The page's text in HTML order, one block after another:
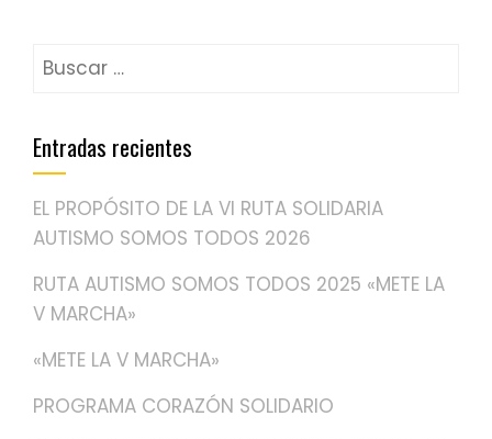
Buscar:
Entradas recientes
EL PROPÓSITO DE LA VI RUTA SOLIDARIA
AUTISMO SOMOS TODOS 2026
RUTA AUTISMO SOMOS TODOS 2025 «METE LA
V MARCHA»
«METE LA V MARCHA»
PROGRAMA CORAZÓN SOLIDARIO